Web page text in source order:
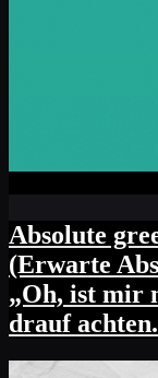
Absolute
(Erwarte
„Oh, ist mir
drauf